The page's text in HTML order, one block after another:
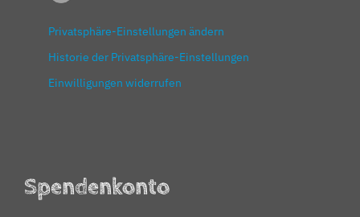
Privatsphäre-Einstellungen ändern
Historie der Privatsphäre-Einstellungen
Einwilligungen widerrufen
Spendenkonto